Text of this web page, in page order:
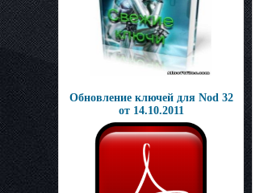
Обновление ключей для Nod 32
от 14.10.2011